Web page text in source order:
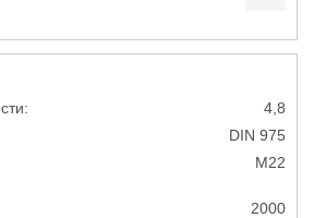
4,8
DIN 975
М22
2000